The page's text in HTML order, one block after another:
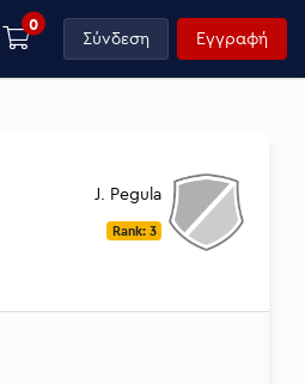
0
Σύνδεση Εγγραφή
J. Pegula
Rank: 3